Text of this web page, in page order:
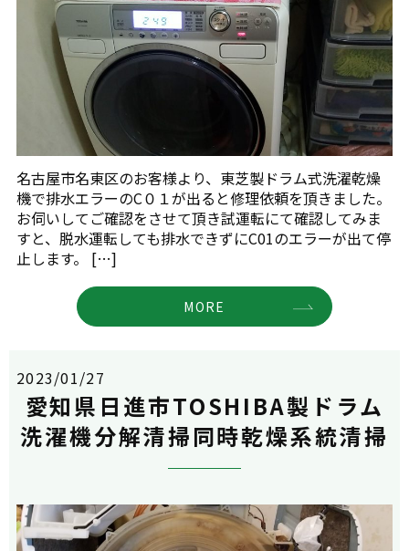
名古屋市名東区のお客様より、東芝製ドラム式洗濯乾燥
機で排水エラーのC０１が出ると修理依頼を頂きました。
お伺いしてご確認をさせて頂き試運転にて確認してみま
すと、脱水運転しても排水できずにC01のエラーが出て停
止します。 […]
MORE
2023/01/27
愛知県日進市TOSHIBA製ドラム
洗濯機分解清掃同時乾燥系統清掃